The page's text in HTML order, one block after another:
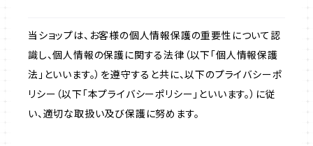
当ショップは、お客様の個人情報保護の重要性について認
識し、個人情報の保護に関する法律（以下「個人情報保護
法」といいます。）を遵守すると共に、以下のプライバシーポ
リシー（以下「本プライバシーポリシー」といいます。）に従
い、適切な取扱い及び保護に努めます。